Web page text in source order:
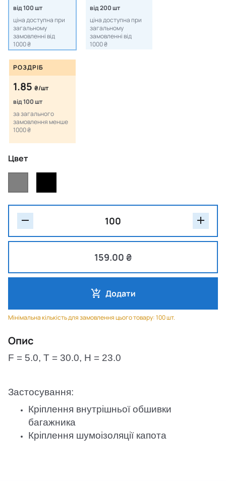
від 100 шт
ціна доступна при
загальному
замовленні від
1000 ₴
від 200 шт
ціна доступна при
загальному
замовленні від
1000 ₴
РОЗДРІБ
1.85 ₴/шт
від 100 шт
за загального
замовлення менше
1000 ₴
Цвет
159.00 ₴
Додати
Мінімальна кількість для замовлення цього товару: 100 шт.
Опис
F = 5.0, T = 30.0, H = 23.0
Застосування:
Кріплення внутрішньої обшивки
багажника
Кріплення шумоізоляції капота